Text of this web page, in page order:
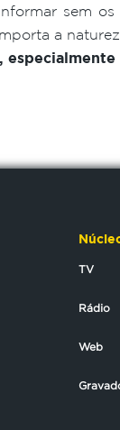
sem
a
TV
Rádio
Web